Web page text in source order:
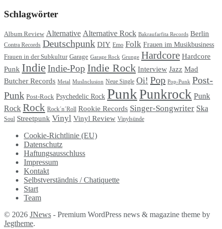
Schlagwörter
Album Review Alternative Alternative Rock Bakraufarfita Records Berlin
Contra Records Deutschpunk DIY Emo Folk Frauen im Musikbusiness
Frauen in der Subkultur Garage Garage Rock Grunge Hardcore Hardcore
Punk IndieIndie-Pop Indie Rock Interview Jazz Mad
Butcher Records Metal MusInclusion Neue Single Oi! Pop Pop-Punk Post-
Punk Post-Rock Psychedelic Rock PunkPunkrock Punk
Rock Rock Rock´n´Roll Rookie Records Singer-Songwriter Ska
Soul Streetpunk Vinyl Vinyl Review Vinylsünde
Cookie-Richtlinie (EU)
Datenschutz
Haftungsausschluss
Impressum
Kontakt
Selbstverständnis / Chatiquette
Start
Team
© 2026 JNews - Premium WordPress news & magazine theme by
Jegtheme.